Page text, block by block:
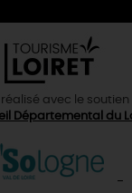
réalisé avec le soutien
Départemental du